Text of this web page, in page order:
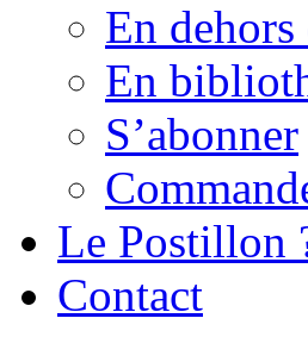
En
En
S’abonner
Le Postillon
Contact